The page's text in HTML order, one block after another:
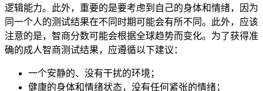
逻辑能力。此外，重要的是要考虑到自己的身体和情绪，因为
同一个人的测试结果在不同时期可能会有所不同。此外，应该
注意的是，智商分数可能会根据全球趋势而变化。为了获得准
确的成人智商测试结果，应遵循以下建议：
一个安静的、没有干扰的环境；
健康的身体和情绪状态，没有任何紧张的情绪；